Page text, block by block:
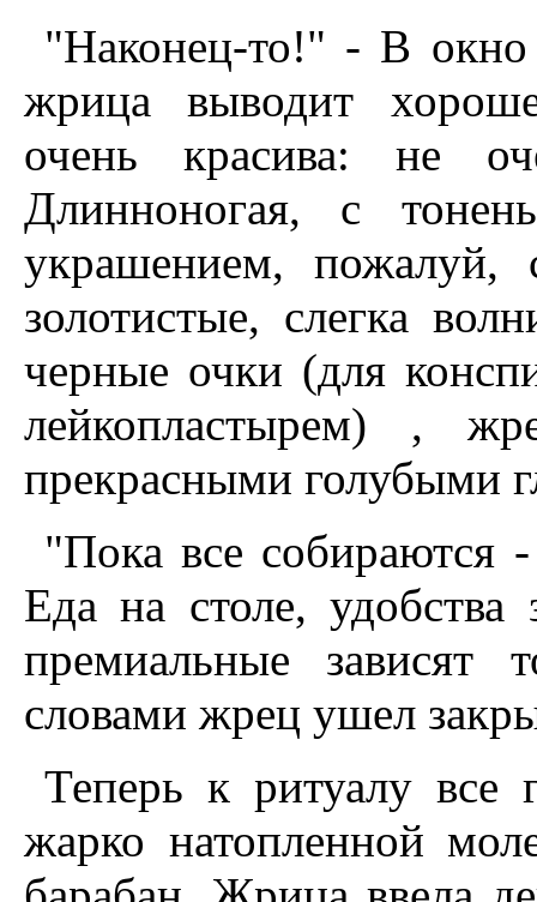
"Наконец-то!" - В
жрица выводит
очень красива: не
Длинноногая, с
украшением, пожалуй,
золотистые, слегка
черные очки (для
лейкопластырем) ,
прекрасными голубыми
"Пока все собираются
Еда на столе,
премиальные
словами жрец ушел
Теперь к ритуалу все
жарко натопленной